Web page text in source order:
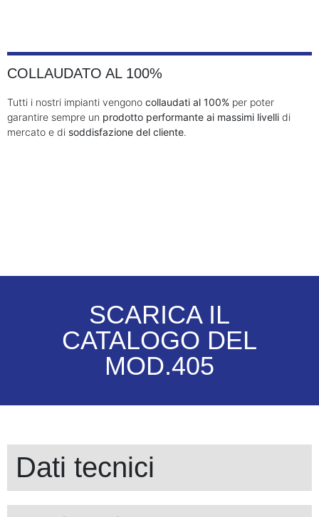
COLLAUDATO AL 100%
Tutti i nostri impianti vengono collaudati al 100% per poter
garantire sempre un prodotto performante ai massimi livelli di
mercato e di soddisfazione del cliente.
SCARICA IL
CATALOGO DEL
MOD.405
Dati tecnici